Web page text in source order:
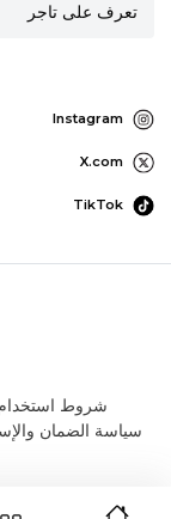
تعرف على تاجر
Instagram
X.com
TikTok
شروط
سياسة الضمان